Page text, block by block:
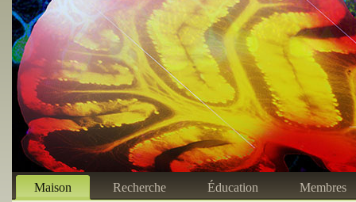
Maison Recherche Éducation Membres